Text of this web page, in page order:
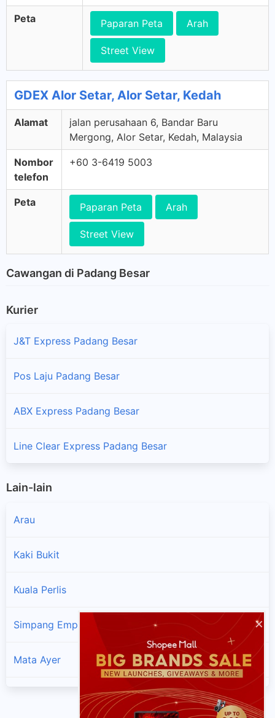
Peta Paparan Peta Arah
Street View
GDEX Alor Setar, Alor Setar, Kedah
Alamat
jalan perusahaan 6, Bandar Baru
Mergong, Alor Setar, Kedah, Malaysia
Nombor
telefon
+60 3-6419 5003
Peta Paparan Peta Arah
Street View
Cawangan di Padang Besar
Kurier
J&T Express Padang Besar
Pos Laju Padang Besar
ABX Express Padang Besar
Line Clear Express Padang Besar
Lain-lain
Arau
Kaki Bukit
Kuala Perlis
Simpang Empat (Perlis)
Mata Ayer
×